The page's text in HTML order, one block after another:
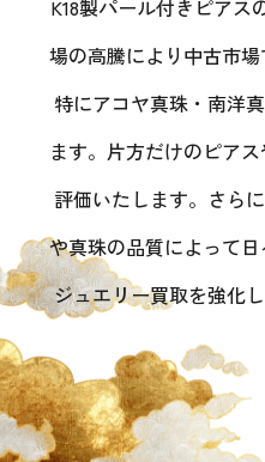
K18製パール付きピアス
場の高騰により中古市
特にアコヤ真珠・南洋
ます。片方だけのピア
評価いたします。さら
や真珠の品質によって
ジュエリー買取を強化